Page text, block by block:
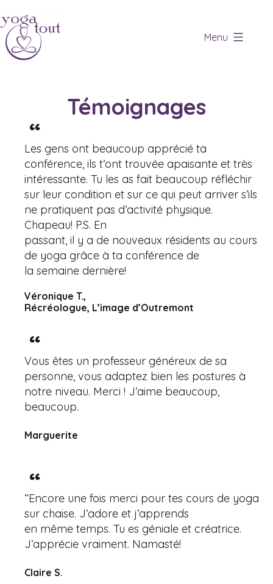
to
content
Menu
Témoignages
Les gens ont beaucoup apprécié ta
conférence, ils t’ont trouvée apaisante et très
intéressante. Tu les as fait beaucoup réfléchir
sur leur condition et sur ce qui peut arriver s’ils
ne pratiquent pas d’activité physique.
Chapeau! P.S. En
passant, il y a de nouveaux résidents au cours
de yoga grâce à ta conférence de
la semaine dernière!
Véronique T.,
Récréologue, L’image d’Outremont
Vous êtes un professeur généreux de sa
personne, vous adaptez bien les postures à
notre niveau. Merci ! J’aime beaucoup,
beaucoup.
Marguerite
“Encore une fois merci pour tes cours de yoga
sur chaise. J’adore et j’apprends
en même temps. Tu es géniale et créatrice.
J’apprécie vraiment. Namasté!
Claire S.